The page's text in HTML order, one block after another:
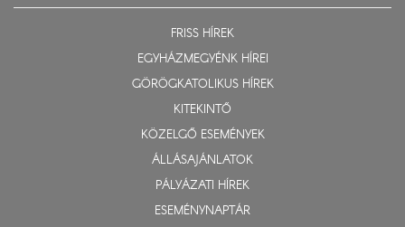
FRISS HÍREK
EGYHÁZMEGYÉNK HÍREI
GÖRÖGKATOLIKUS HÍREK
KITEKINTŐ
KÖZELGŐ ESEMÉNYEK
ÁLLÁSAJÁNLATOK
PÁLYÁZATI HÍREK
ESEMÉNYNAPTÁR